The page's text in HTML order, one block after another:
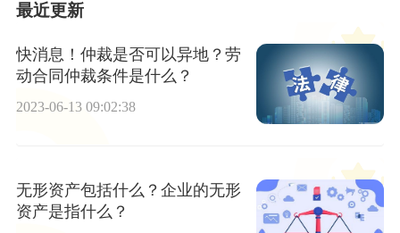
最近更新
快消息！仲裁是否可以异地？劳
动合同仲裁条件是什么？
2023-06-13 09:02:38
无形资产包括什么？企业的无形
资产是指什么？